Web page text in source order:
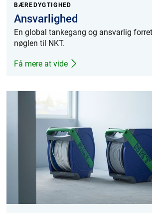
BÆREDYGTIGHED
Ansvarlighed
En global tankegang og ansvarlig
nøglen til NKT.
Få mere at vide